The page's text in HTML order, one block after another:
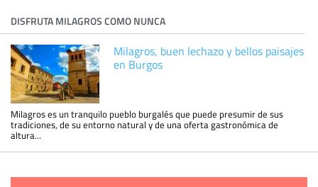
DISFRUTA MILAGROS COMO NUNCA
Milagros, buen lechazo y bellos paisajes
en Burgos
Milagros es un tranquilo pueblo burgalés que puede presumir de sus
tradiciones, de su entorno natural y de una oferta gastronómica de
altura...